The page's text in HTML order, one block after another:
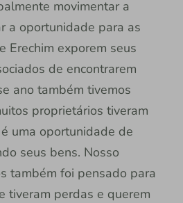
movimentar a
a oportunidade para as
Erechim exporem seus
de encontrarem
ano também tivemos
proprietários tiveram
uma oportunidade de
seus bens. Nosso
também foi pensado para
tiveram perdas e querem